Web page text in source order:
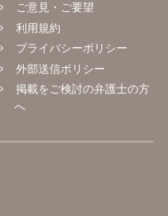
ご意見・ご要望
利用規約
プライバシーポリシー
外部送信ポリシー
掲載をご検討の弁護士の方
へ